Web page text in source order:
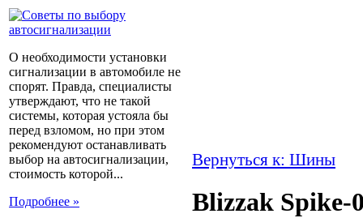
О необходимости установки
сигнализации в автомобиле не
спорят. Правда, специалисты
утверждают, что не такой
системы, которая устояла бы
перед взломом, но при этом
рекомендуют останавливать
выбор на автосигнализации,
стоимость которой...
Подробнее »
Вернуться к: Шины
Blizzak Spike-